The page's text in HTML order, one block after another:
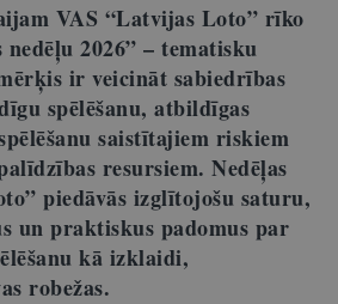
VAS “Latvijas Loto” rīko
2026” – tematisku
ir veicināt sabiedrības
spēlēšanu, atbildīgas
saistītajiem riskiem
resursiem. Nedēļas
piedāvās izglītojošu saturu,
un praktiskus padomus par
kā izklaidi,
robežas.